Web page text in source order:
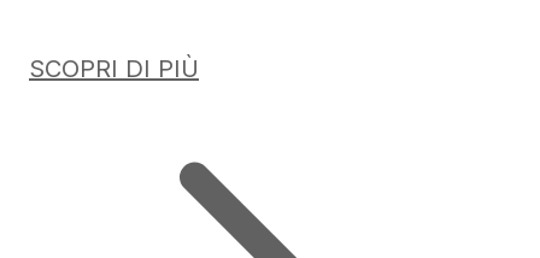
SCOPRI DI PIÙ